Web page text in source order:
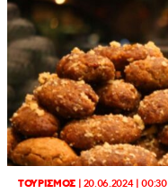
ΤΟΥΡΙΣΜΟΣ| 20.06.2024 | 00:30